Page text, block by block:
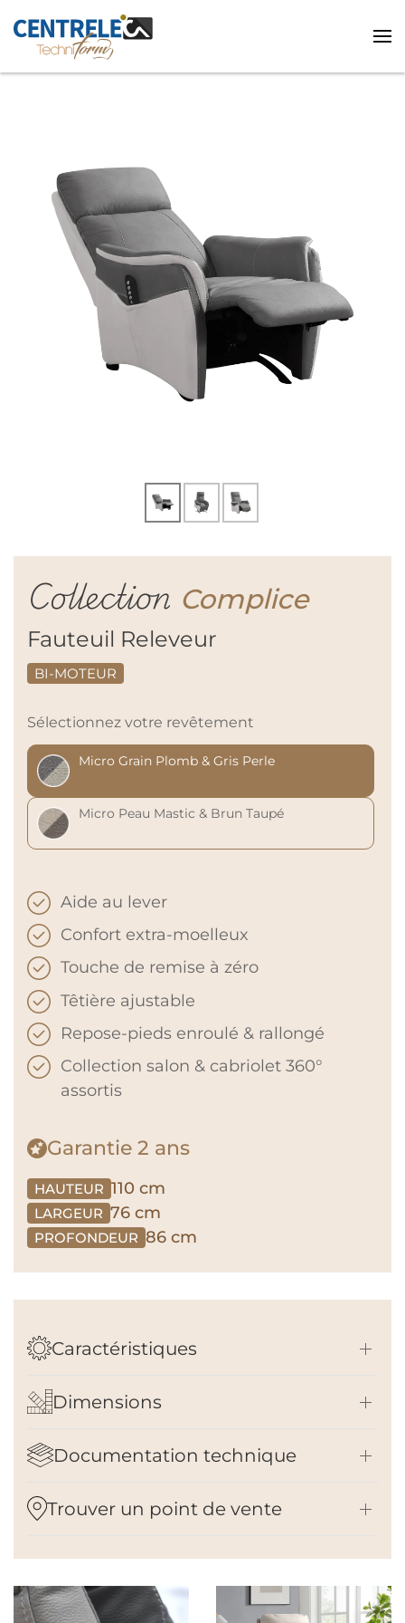
Accéder au contenu principal
Collection Complice
Fauteuil Releveur
BI-MOTEUR
Sélectionnez votre revêtement
Micro Grain Plomb & Gris Perle
Micro Peau Mastic & Brun Taupé
Aide au lever
Confort extra-moelleux
Touche de remise à zéro
Têtière ajustable
Repose-pieds enroulé & rallongé
Collection salon & cabriolet 360°
assortis
Garantie 2 ans
HAUTEUR 110 cm
LARGEUR 76 cm
PROFONDEUR 86 cm
Caractéristiques
Dimensions
Documentation technique
Trouver un point de vente